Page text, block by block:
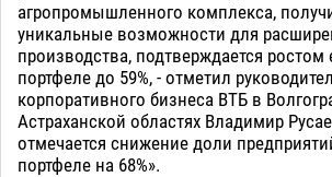
агропромышленного комплекса,
уникальные возможности для
производства, подтверждается ростом
портфеле до 59%, - отметил
корпоративного бизнеса ВТБ в
Астраханской областях Владимир
отмечается снижение доли
портфеле на 68%».